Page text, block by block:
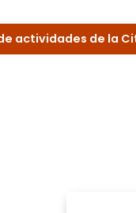
actividades de la